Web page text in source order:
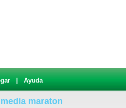
Ayuda
maraton